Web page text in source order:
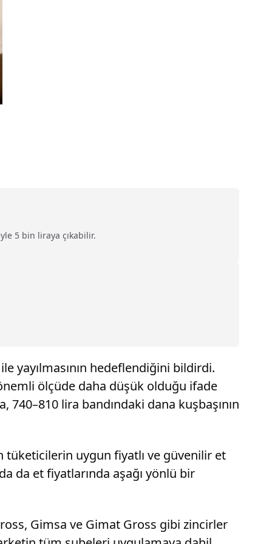
5 bin liraya çıkabilir.
yayılmasının hedeflendiğini bildirdi.
ölçüde daha düşük olduğu ifade
740–810 lira bandındaki dana kuşbaşının
tüketicilerin uygun fiyatlı ve güvenilir et
da et fiyatlarında aşağı yönlü bir
Gimsa ve Gimat Gross gibi zincirler